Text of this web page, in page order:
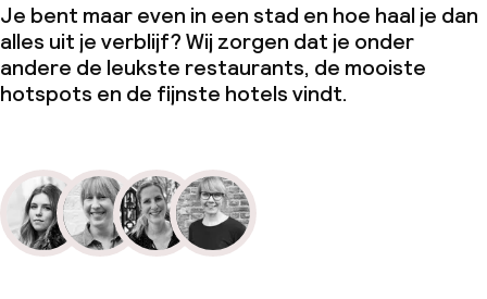
Je bent maar even in een stad en hoe haal je dan
alles uit je verblijf? Wij zorgen dat je onder
andere de leukste restaurants, de mooiste
hotspots en de fijnste hotels vindt.